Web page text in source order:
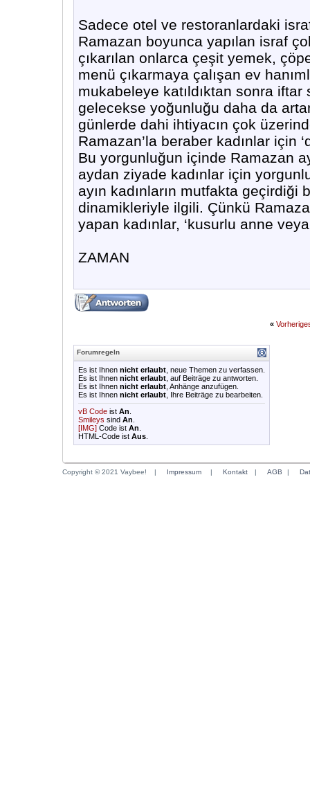
Sadece otel ve restoranlardaki
Ramazan boyunca yapılan israf
çıkarılan onlarca çeşit yemek,
menü çıkarmaya çalışan ev
mukabeleye katıldıktan sonra
gelecekse yoğunluğu daha da
günlerde dahi ihtiyacın çok
Ramazan’la beraber kadınlar için
Bu yorgunluğun içinde Ramazan
aydan ziyade kadınlar için
ayın kadınların mutfakta
dinamikleriyle ilgili. Çünkü
yapan kadınlar, ‘kusurlu anne
ZAMAN
«
Forumregeln
Es ist Ihnen nicht erlaubt , neue Themen zu verfassen.
Es ist Ihnen nicht erlaubt , auf Beiträge zu antworten.
Es ist Ihnen nicht erlaubt , Anhänge anzufügen.
Es ist Ihnen nicht erlaubt , Ihre Beiträge zu bearbeiten.
vB Code ist An
Smileys sind An
[IMG] Code ist An
HTML-Code ist Aus
Copyright © 2021 Vaybee! | Impressum | Kontakt | AGB |